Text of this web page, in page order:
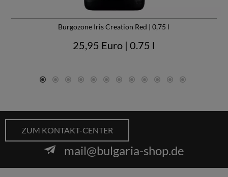
Burgozone Iris Creation Red | 0,75 l
25,95 Euro | 0.75 l
ZUM KONTAKT-CENTER
mail@bulgaria-shop.de